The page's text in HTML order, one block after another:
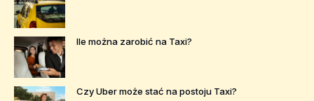
Ile można zarobić na Taxi?
Czy Uber może stać na postoju Taxi?